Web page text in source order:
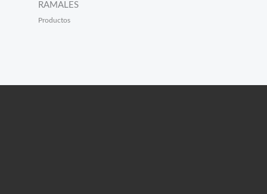
RAMALES
Productos